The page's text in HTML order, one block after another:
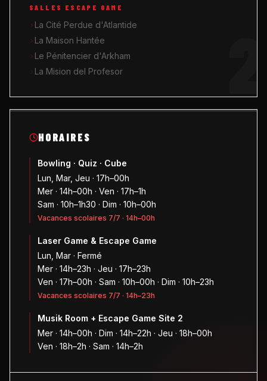
HORAIRES
Bowling · Quiz · Cube
Lun, Mar, Jeu · 17h–00h
Mer · 14h–00h · Ven · 17h–1h
Sam · 10h–1h30 · Dim · 10h–00h
Vacances scolaires 7/7 · 14h–00h
Laser Game & Escape Game
Lun, Mar · Fermé
Mer · 14h–23h · Jeu · 17h–23h
Ven · 17h–00h · Sam · 10h–00h · Dim · 10h–23h
Vacances scolaires 7/7 · 14h–23h
Musik Room + Escape Game Site 2
Mer · 14h–00h · Dim · 14h–22h · Jeu · 18h–00h
Ven · 18h–2h · Sam · 14h–2h
SALLES ESCAPE GAME
La Cité Perdue d'Atlantide
La Maison Hantée
Le Pénitencier d'Arkham
La Mision del Profesor